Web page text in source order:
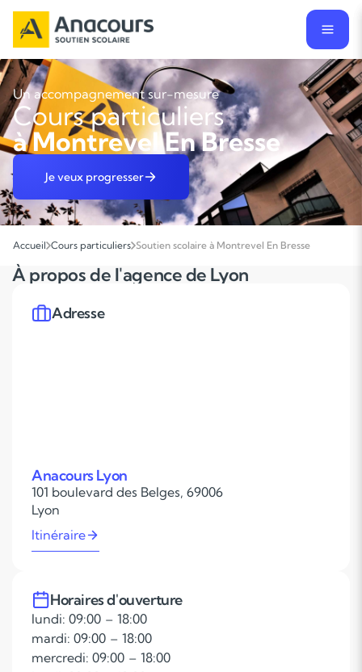
Un accompagnement sur-mesure
Cours particuliers
à Montrevel En Bresse
Je veux progresser
Accueil Cours particuliers Soutien scolaire à Montrevel En Bresse
À propos de l'agence de Lyon
Adresse
Anacours Lyon
101 boulevard des Belges, 69006
Lyon
Itinéraire
Horaires d'ouverture
lundi: 09:00 – 18:00
mardi: 09:00 – 18:00
mercredi: 09:00 – 18:00